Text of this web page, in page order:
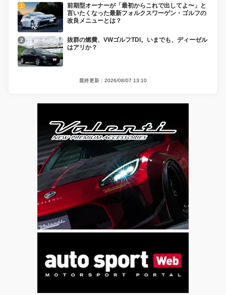
前期型オーナーが「最初からこれで出してよ〜」と
言いたくなった最新フォルクスワーゲン・ゴルフの
改良メニューとは？
抜群の燃費、VWゴルフTDI。いまでも、ディーゼル
はアリか？
最終更新：2026/08/07 13:10